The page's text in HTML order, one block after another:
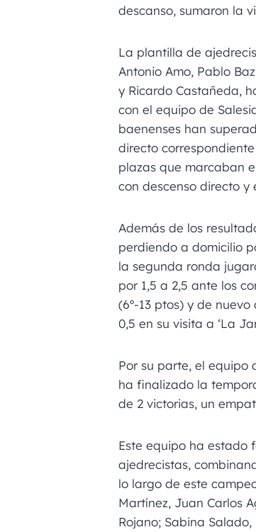
descanso, sumaron la
La plantilla de
Antonio Amo, Pablo
y Ricardo Castañeda,
con el equipo de
baenenses han
directo
plazas que marcaban
con descenso directo
Además de los
perdiendo a domicilio
la segunda ronda
por 1,5 a 2,5 ante los
(6º-13 ptos) y de
0,5 en su visita a ‘La
Por su parte, el equipo
ha finalizado la
de 2 victorias, un
Este equipo ha estado
ajedrecistas,
lo largo de este
Martínez, Juan Carlos
Rojano; Sabina